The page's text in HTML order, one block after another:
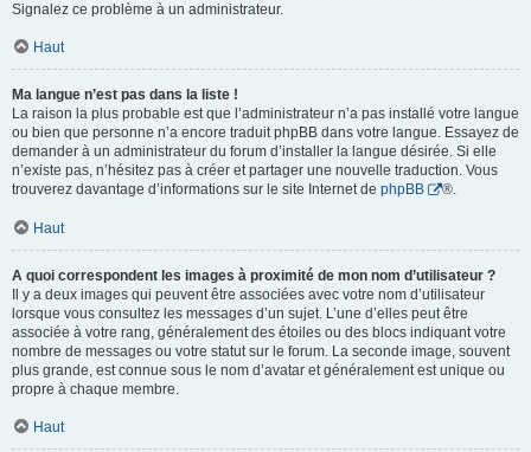
Signalez ce problème à un administrateur.
Haut
Ma langue n’est pas dans la liste !
La raison la plus probable est que l’administrateur n’a pas installé votre langue
ou bien que personne n’a encore traduit phpBB dans votre langue. Essayez de
demander à un administrateur du forum d’installer la langue désirée. Si elle
n’existe pas, n’hésitez pas à créer et partager une nouvelle traduction. Vous
trouverez davantage d’informations sur le site Internet de phpBB ®.
Haut
A quoi correspondent les images à proximité de mon nom d’utilisateur ?
Il y a deux images qui peuvent être associées avec votre nom d’utilisateur
lorsque vous consultez les messages d’un sujet. L’une d’elles peut être
associée à votre rang, généralement des étoiles ou des blocs indiquant votre
nombre de messages ou votre statut sur le forum. La seconde image, souvent
plus grande, est connue sous le nom d’avatar et généralement est unique ou
propre à chaque membre.
Haut